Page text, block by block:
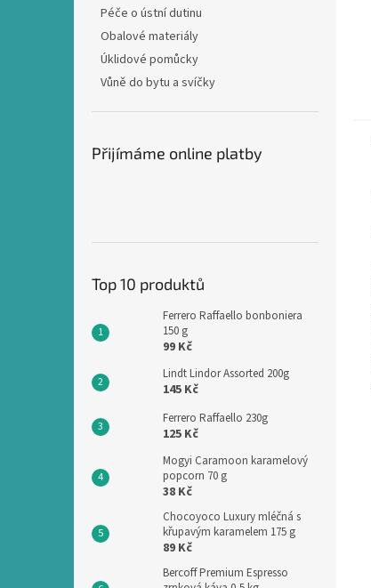
Péče o ústní dutinu
Obalové materiály
Úklidové pomůcky
Vůně do bytu a svíčky
Přijímáme online platby
Top 10 produktů
Ferrero Raffaello bonboniera
150 g
99 Kč
Lindt Lindor Assorted 200g
145 Kč
Ferrero Raffaello 230g
125 Kč
Mogyi Caramoon karamelový
popcorn 70 g
38 Kč
Chocoyoco Luxury mléčná s
křupavým karamelem 175 g
89 Kč
Bercoff Premium Espresso